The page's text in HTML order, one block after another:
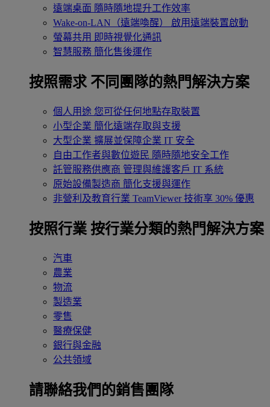
遠端桌面 隨時隨地提升工作效率
Wake-on-LAN（遠端喚醒）
啟用遠端裝置啟動
螢幕共用 即時視覺化通訊
智慧服務 簡化售後運作
按照需求 不同團隊的熱門解決方案
個人用途 您可從任何地點存取裝置
小型企業 簡化遠端存取與支援
大型企業 擴展並保障企業 IT 安全
自由工作者與數位遊民 隨時隨地安全工作
託管服務供應商 管理與維護客戶 IT 系統
原始設備製造商 簡化支援與運作
非營利及教育行業 TeamViewer 技術享 30% 優惠
按照行業 按行業分類的熱門解決方案
汽車
農業
物流
製造業
零售
醫療保健
銀行與金融
公共領域
請聯絡我們的銷售團隊